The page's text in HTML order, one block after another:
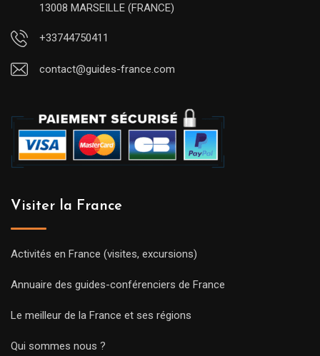
13008 MARSEILLE (FRANCE)
+33744750411
contact@guides-france.com
Visiter la France
Activités en France (visites, excursions)
Annuaire des guides-conférenciers de France
Le meilleur de la France et ses régions
Qui sommes nous ?